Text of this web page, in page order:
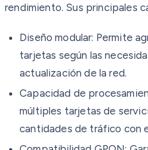
rendimiento. Sus principales
Diseño modular: Permite
tarjetas según las
actualización de la red.
Capacidad de
múltiples tarjetas de
cantidades de tráfico con